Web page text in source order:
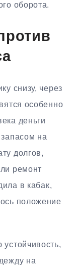
оборота.
снизу, через
особенно
деньги
на
долгов,
ремонт
в кабак,
положение
на